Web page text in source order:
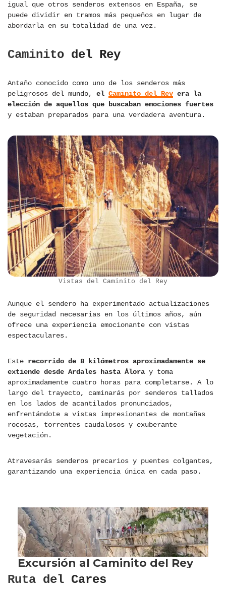
igual que otros senderos extensos en España, se
puede dividir en tramos más pequeños en lugar de
abordarla en su totalidad de una vez.
Caminito del Rey
Antaño conocido como uno de los senderos más
peligrosos del mundo, el Caminito del Rey era la
elección de aquellos que buscaban emociones fuertes
y estaban preparados para una verdadera aventura.
Vistas del Caminito del Rey
Aunque el sendero ha experimentado actualizaciones
de seguridad necesarias en los últimos años, aún
ofrece una experiencia emocionante con vistas
espectaculares.
Este recorrido de 8 kilómetros aproximadamente se
extiende desde Ardales hasta Álora y toma
aproximadamente cuatro horas para completarse. A lo
largo del trayecto, caminarás por senderos tallados
en los lados de acantilados pronunciados,
enfrentándote a vistas impresionantes de montañas
rocosas, torrentes caudalosos y exuberante
vegetación.
Atravesarás senderos precarios y puentes colgantes,
garantizando una experiencia única en cada paso.
Ruta del Cares